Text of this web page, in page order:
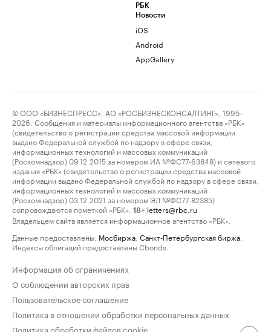
РБК
Новости
iOS
Android
AppGallery
© ООО «БИЗНЕСПРЕСС», АО «РОСБИЗНЕСКОНСАЛТИНГ», 1995–
2026. Сообщения и материалы информационного агентства «РБК»
(свидетельство о регистрации средства массовой информации
выдано Федеральной службой по надзору в сфере связи,
информационных технологий и массовых коммуникаций
(Роскомнадзор) 09.12.2015 за номером ИА №ФС77-63848) и сетевого
издания «РБК» (свидетельство о регистрации средства массовой
информации выдано Федеральной службой по надзору в сфере связи,
информационных технологий и массовых коммуникаций
(Роскомнадзор) 03.12.2021 за номером ЭЛ №ФС77-82385)
сопровождаются пометкой «РБК».
18+ letters@rbc.ru
Владельцем сайта является информационное агентство «РБК».
Данные предоставлены: Мосбиржа Санкт-Петербургская биржа
Индексы облигаций предоставлены Cbonds.
Информация об ограничениях
О соблюдении авторских прав
Пользовательское соглашение
Политика в отношении обработки персональных данных
Политика обработки файлов cookie